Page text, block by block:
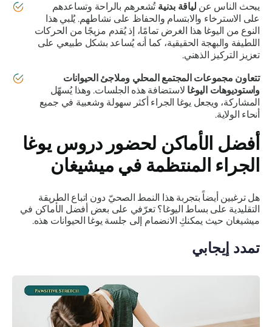
يبحث الناس عنلياقة بدنيةتُشعرهم بالراحة وتساعدهم
على الاسترخاء والابتسام والحفاظ على نشاطهم. يُلبي هذا
النوع من اليوغا هذا الغرض تمامًا، إذ يُقدم مزيجًا من الحركات
اللطيفة والبهجة الحقيقية، كما أنه يُساعد بشكل طبيعي على
تعزيز التركيز الذهني.
تتعاون مجموعات المجتمع المحلي وملاجئ الحيوانات
واستوديوهات اليوغالاستضافة هذه الجلسات. وهذا يُسهّل
المشاركة، ويجعل يوغا الجراء أكثر سهولة وشعبية في جميع
أنحاء الولاية.
أفضل الأماكن لحضور دروس يوغا
الجراء المنتظمة في ميشيغان
هل ترغبين أيضاً بتجربة هذا النمط الصحيّ دون اتباع الطريقة
التقليدية على بساط اليوغا؟ تعرّفي على بعض أفضل الأماكن في
ميشيغان حيث يمكنكِ الانضمام إلى جلسة يوغا الحيوانات هذه.
تمدد إيجابي